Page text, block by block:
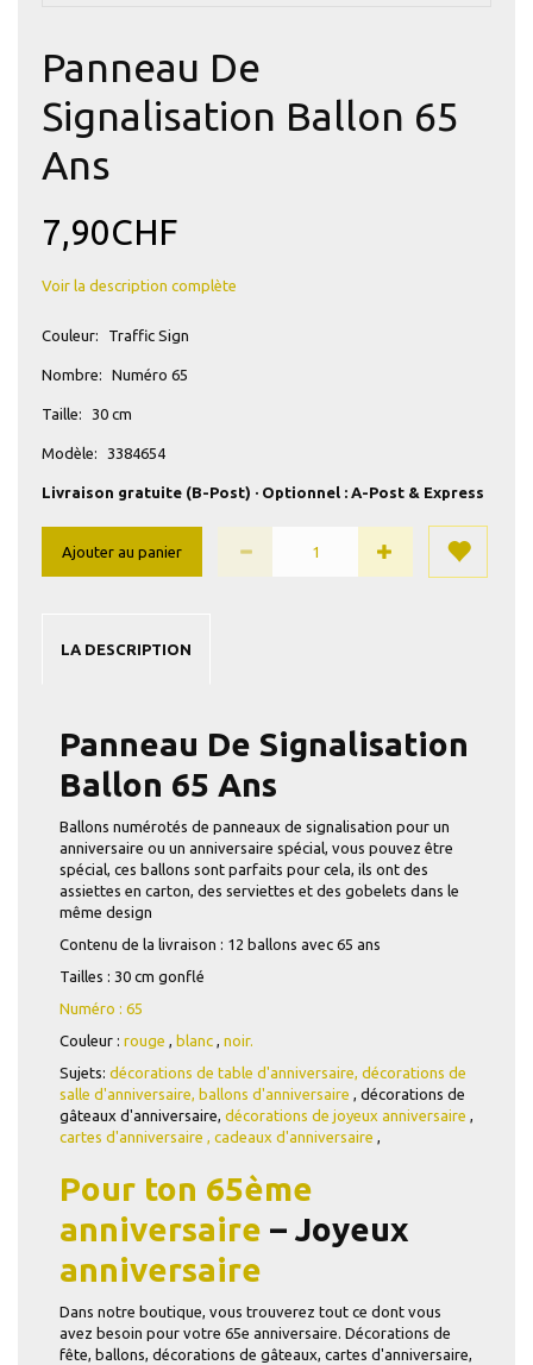
Panneau De
Signalisation Ballon 65
Ans
7,90CHF
Voir la description complète
Couleur: Traffic Sign
Nombre: Numéro 65
Taille: 30 cm
Modèle: 3384654
Livraison gratuite (B-Post) · Optionnel : A-Post & Express
Ajouter au panier
LA DESCRIPTION
Panneau De Signalisation
Ballon 65 Ans
Ballons numérotés de panneaux de signalisation pour un
anniversaire ou un anniversaire spécial, vous pouvez être
spécial, ces ballons sont parfaits pour cela, ils ont des
assiettes en carton, des serviettes et des gobelets dans le
même design
Contenu de la livraison : 12 ballons avec 65 ans
Tailles : 30 cm gonflé
Numéro : 65
Couleur : rouge , blanc , noir.
Sujets: décorations de table d'anniversaire, décorations de
salle d'anniversaire, ballons d'anniversaire , décorations de
gâteaux d'anniversaire, décorations de joyeux anniversaire ,
cartes d'anniversaire , cadeaux d'anniversaire ,
Pour ton 65ème
anniversaire – Joyeux
anniversaire
Dans notre boutique, vous trouverez tout ce dont vous
avez besoin pour votre 65e anniversaire. Décorations de
fête, ballons, décorations de gâteaux, cartes d'anniversaire,